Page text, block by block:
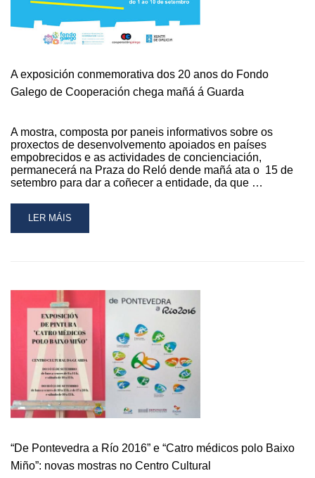
A exposición conmemorativa dos 20 anos do Fondo
Galego de Cooperación chega mañá á Guarda
A mostra, composta por paneis informativos sobre os
proxectos de desenvolvemento apoiados en países
empobrecidos e as actividades de concienciación,
permanecerá na Praza do Reló dende mañá ata o 15 de
setembro para dar a coñecer a entidade, da que …
READ
MORE
ANOS
DO
FONDO
GALEGO
DE
COOPERACIÓN
CHEGA
Á
LER MÁIS
“De Pontevedra a Río 2016” e “Catro médicos polo Baixo
Miño”: novas mostras no Centro Cultural